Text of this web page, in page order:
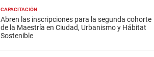
CAPACITACIÓN
Abren las inscripciones para la segunda cohorte
de la Maestría en Ciudad, Urbanismo y Hábitat
Sostenible